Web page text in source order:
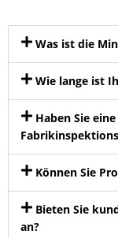
Was ist die
Wie lange ist
Haben Sie
Können Sie
Bieten Sie
an?